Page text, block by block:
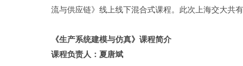
流与供应链》线上线下混合式课程。此次上海交大共有
《生产系统建模与仿真》课程简介
课程负责人：夏唐斌